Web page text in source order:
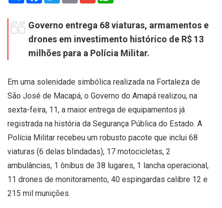
Governo entrega 68 viaturas, armamentos e
drones em investimento histórico de R$ 13
milhões para a Polícia Militar.
Em uma solenidade simbólica realizada na Fortaleza de
São José de Macapá, o Governo do Amapá realizou, na
sexta-feira, 11, a maior entrega de equipamentos já
registrada na história da Segurança Pública do Estado. A
Polícia Militar recebeu um robusto pacote que inclui 68
viaturas (6 delas blindadas), 17 motocicletas, 2
ambulâncias, 1 ônibus de 38 lugares, 1 lancha operacional,
11 drones de monitoramento, 40 espingardas calibre 12 e
215 mil munições.